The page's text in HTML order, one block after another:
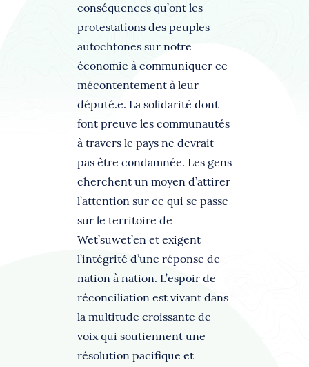
conséquences qu’ont les
protestations des peuples
autochtones sur notre
économie à communiquer ce
mécontentement à leur
député.e. La solidarité dont
font preuve les communautés
à travers le pays ne devrait
pas être condamnée. Les gens
cherchent un moyen d’attirer
l’attention sur ce qui se passe
sur le territoire de
Wet’suwet’en et exigent
l’intégrité d’une réponse de
nation à nation. L’espoir de
réconciliation est vivant dans
la multitude croissante de
voix qui soutiennent une
résolution pacifique et